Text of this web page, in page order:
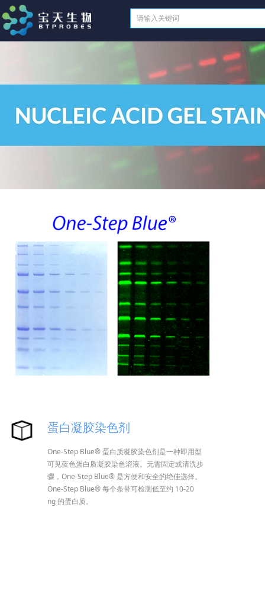
One-Step Blue® 蛋白质凝胶染色剂是一种即用型
可见蓝色蛋白质凝胶染色溶液。无需固定或清洗步
骤，One-Step Blue® 是方便和安全的绝佳选择。
One-Step Blue® 每个条带可检测低至约 10-20
ng 的蛋白质。
蛋白凝胶染色剂